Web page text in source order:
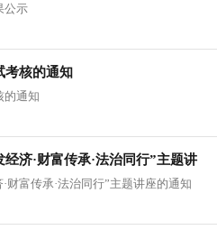
公示
考核的通知
的通知
济·财富传承·法治同行”主题讲
财富传承·法治同行”主题讲座的通知